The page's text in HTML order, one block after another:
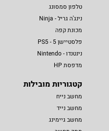
טלפון סמסונג
נינג'ה גריל - Ninja
מכונת קפה
פלסטיישן 5 - PS5
נינטנדו - Nintendo
מדפסת HP
קטגוריות מובילות
מחשב נייח
מחשב נייד
מחשב גיימינג